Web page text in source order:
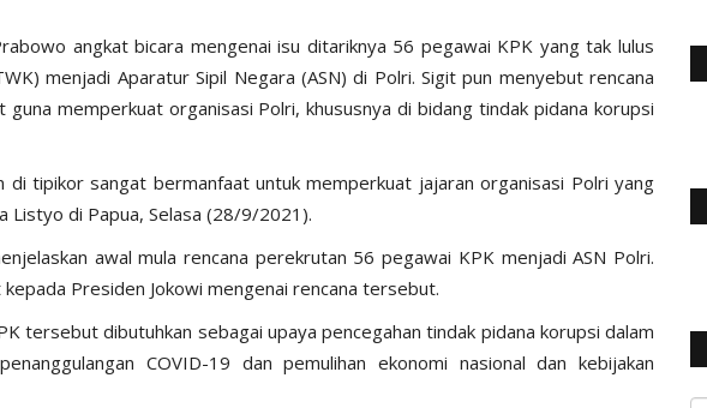
angkat bicara mengenai isu ditariknya 56 pegawai KPK yang tak lulus
menjadi Aparatur Sipil Negara (ASN) di Polri. Sigit pun menyebut rencana
memperkuat organisasi Polri, khususnya di bidang tindak pidana korupsi
di tipikor sangat bermanfaat untuk memperkuat jajaran organisasi Polri yang
Listyo di Papua, Selasa (28/9/2021).
awal mula rencana perekrutan 56 pegawai KPK menjadi ASN Polri.
Presiden Jokowi mengenai rencana tersebut.
tersebut dibutuhkan sebagai upaya pencegahan tindak pidana korupsi dalam
COVID-19 dan pemulihan ekonomi nasional dan kebijakan